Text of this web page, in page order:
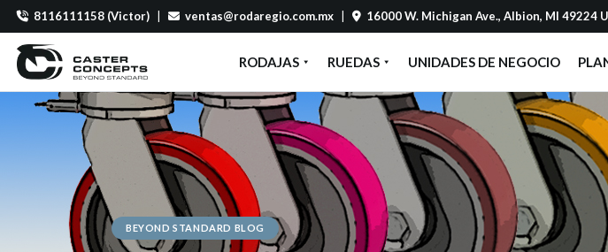
8116111158 (Victor) ventas@rodaregio.com.mx 16000 W. Michigan Ave., Albion, MI 49224
RODAJAS RUEDAS UNIDADES DE NEGOCIO
BEYOND STANDARD BLOG